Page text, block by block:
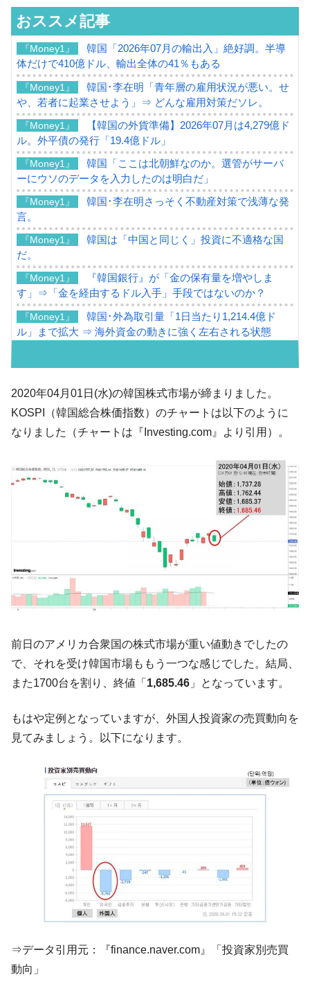
おススメ記事
『Money1』
韓国「2026年07月の輸出入」絶好調。半導
体だけで410億ドル、輸出全体の41％もある
『Money1』
韓国･李在明「青年層の雇用状況が悪い。せ
や、若者に起業させよう」⇒ どんな雇用対策だソレ。
『Money1』
【韓国の外貨準備】2026年07月は4,279億ド
ル。外平債の発行「19.4億ドル」
『Money1』
韓国「ここは北朝鮮なのか。選管がサーバ
ーにウソのデータを入力したのは明白だ」
『Money1』
韓国･李在明さっそく不動産対策で浅薄な発
言。
『Money1』
韓国は「中国と同じく」投資に不適格な国
だ。
『Money1』
『韓国銀行』が「金の保有量を増やしま
す」⇒「金を経由するドル入手」手段ではないのか？
『Money1』
韓国･外為取引量「1日当たり1,214.4億ド
ル」まで拡大 ⇒ 海外資金の動きに強く左右される状態
い「50.5％」に上昇
『Money1』
韓国大統領府ボンクラ政策室長が告発され
た ⇒ 国家が行った恐るべき株価操作であり、空前の国政壟
『Money1』
中国だけが鉄鋼輸出を異常増加させる ⇒ 中
国の過剰生産が世界を蝕む。
韓国製造業「半導体絶好調」のウラで他業
種は全般的「不調」⇒ PSIが示す現況は決して良くない。
【米韓激突案件】韓国消費者院が『クーパ
ン』1人当たり賠償10万ウォンを認定 ⇒ 総額3兆7,000億
『Money1』 韓国で猛暑。南東部では干ばつ
「KDDX」1番艦、2032年竣工と公示
『Money1』
【対日本円】ウォン安が急進！ 日米の協調
に韓国がいっちょがみしたのでは。
は韓国で『BYD』車は売れている。6カ月で対前年同期比
く空港に詰めかけ「出て行け！」「極右勢力」のプラカー
ドを掲げる「在韓反米勢力」
『Money1』
韓国政府「2035年までに18.4GW規模のAIデ
ータセンター整備」⇒ だから無理だってば。
『Money1』
ほぼ終わった」
『Money1』
韓国『国民年金公団』株価暴落で200兆蒸
『Money1』
韓国政府「ニセＫ-ブランドを通報しようキ
『Money1』
韓国「橋が落ちました」⇒ 耐久性「なさす
ぎ」では。
2020年04月01日(水)の韓国株式市場が締まりました。
KOSPI（韓国総合株価指数）のチャートは以下のように
なりました（チャートは『Investing.com』より引用）。
前日のアメリカ合衆国の株式市場が重い値動きでしたの
で、それを受け韓国市場ももう一つな感じでした。結局、
また1700台を割り、終値「 1,685.46 」となっています。
もはや定例となっていますが、外国人投資家の売買動向を
見てみましょう。以下になります。
⇒データ引用元：『finance.naver.com』「投資家別売買
動向」